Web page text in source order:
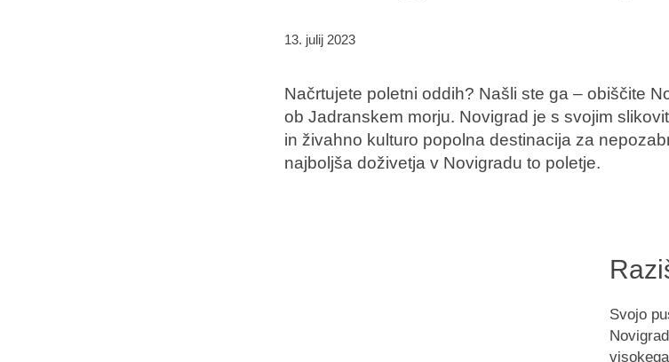
13. julij 2023
Načrtujete poletni oddih? Našli ste ga – obiščite
ob Jadranskem morju. Novigrad je s svojim
in živahno kulturo popolna destinacija za
najboljša doživetja v Novigradu to poletje.
Svojo